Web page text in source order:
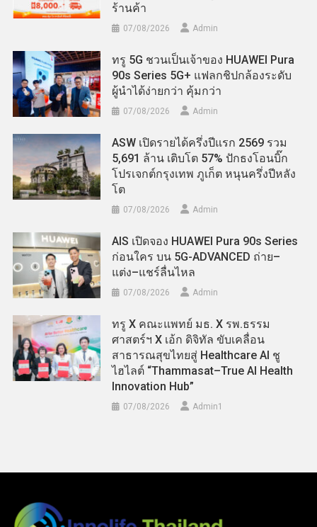
ร้านค้า
07/08/2026 Admin
ทรู 5G ชวนเป็นเจ้าของ HUAWEI Pura
90s Series 5G+ แฟลกชิปกล้องระดับ
ผู้นำได้ง่ายกว่า คุ้มกว่า
07/08/2026 Admin
ASW เปิดรายได้ครึ่งปีแรก 2569 รวม
5,691 ล้าน เติบโต 57% ปักธงโอนบิ๊ก
โปรเจกต์กรุงเทพ ภูเก็ต หนุนครึ่งปีหลัง
โต
07/08/2026 Admin
AIS เปิดจอง HUAWEI Pura 90s Series
ก่อนใคร บน 5G-ADVANCED ถ่าย–
แต่ง–แชร์ลื่นไหล
07/08/2026 Admin
ทรู X คณะแพทย์ มธ. X รพ.ธรรม
ศาสตร์ฯ X เอ้ก ดิจิทัล ขับเคลื่อน
สาธารณสุขไทยสู่ Healthcare AI ชู
ไฮไลต์ “Thammasat–True AI Health
Innovation Hub”
07/08/2026 Admin​1